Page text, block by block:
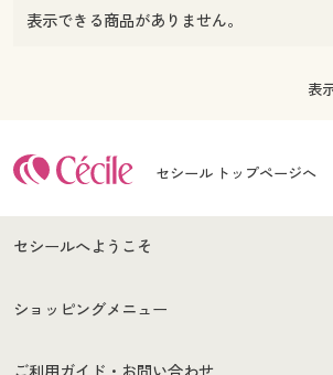
表示できる商品がありません。
表
セシール トップページへ
セシールへようこそ
はじめての方へ
セシールご利用規約
ショッピングメニュー
商品カテゴリ